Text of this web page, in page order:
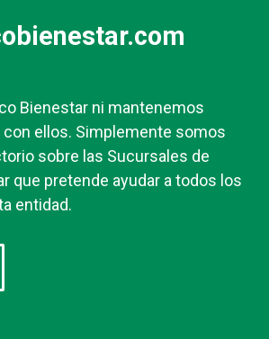
Bienestar ni mantenemos
con ellos. Simplemente somos
sobre las Sucursales de
que pretende ayudar a todos los
entidad.